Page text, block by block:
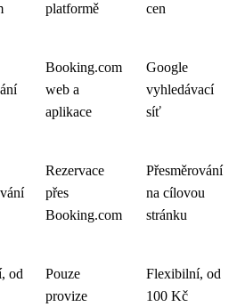
platformě
cen
Booking.com
web a
aplikace
Google
vyhledávací
síť
Rezervace
přes
Booking.com
Přesměrování
na cílovou
stránku
od
Pouze
provize
Flexibilní, od
100 Kč